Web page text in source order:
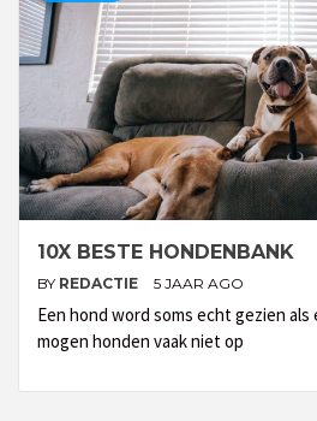
10X BESTE HONDENBANK
BY REDACTIE 5 JAAR AGO
Een hond word soms echt gezien als
mogen honden vaak niet op